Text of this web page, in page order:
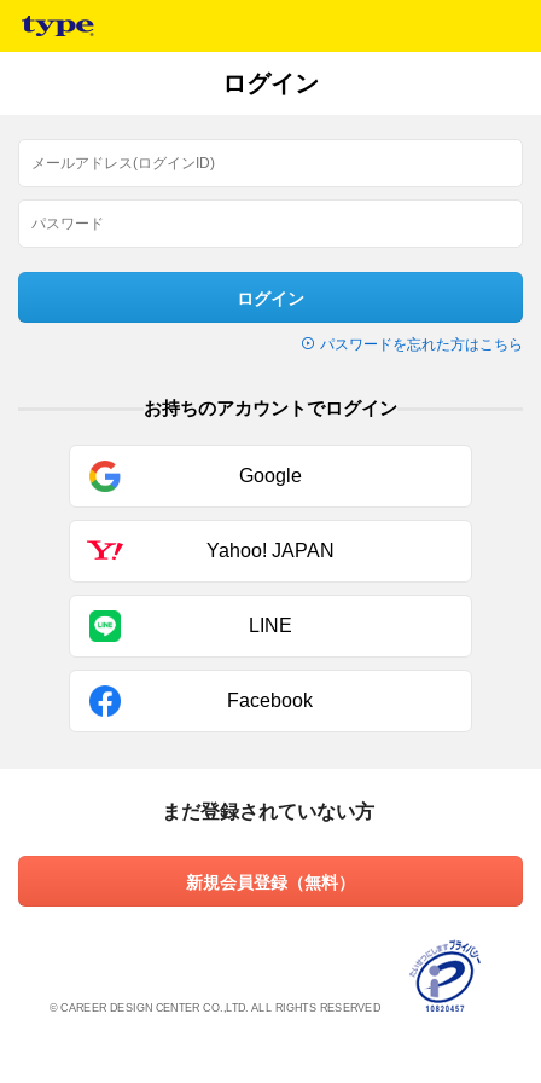
ログイン
ログイン
パスワードを忘れた方はこちら
お持ちのアカウントでログイン
Google
Yahoo! JAPAN
LINE
Facebook
まだ登録されていない方
新規会員登録（無料）
© CAREER DESIGN CENTER CO.,LTD. ALL RIGHTS RESERVED